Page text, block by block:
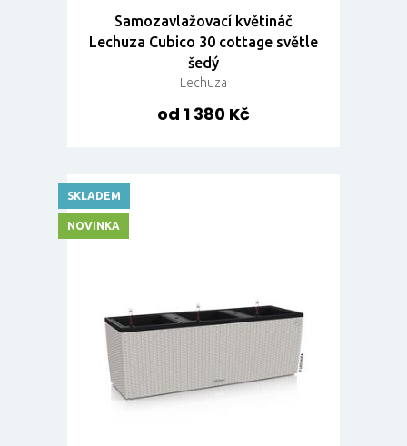
Samozavlažovací květináč
Lechuza Cubico 30 cottage světle
šedý
Lechuza
od 1 380 Kč
SKLADEM
NOVINKA